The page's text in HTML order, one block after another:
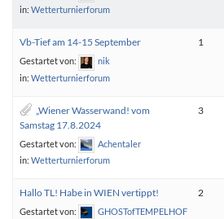
in: Wetterturnierforum
Vb-Tief am 14-15 September
Gestartet von:
nik
in: Wetterturnierforum
1
„Wiener Wasserwand! vom
Samstag 17.8.2024
Gestartet von:
Achentaler
in: Wetterturnierforum
3
Hallo TL! Habe in WIEN vertippt!
Gestartet von:
GHOSTofTEMPELHOF
2